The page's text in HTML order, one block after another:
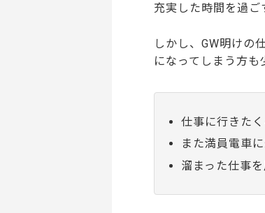
充実した時間を過ご
しかし、GW明けの
になってしまう方も
仕事に行きた
また満員電車
溜まった仕事